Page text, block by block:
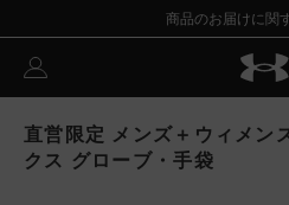
商品のお届けに関
直営限定 メンズ＋ウィメン
クス グローブ・手袋